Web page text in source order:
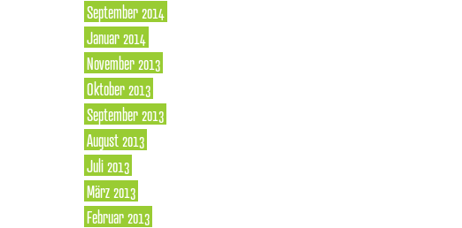
September 2014
Januar 2014
November 2013
Oktober 2013
September 2013
August 2013
Juli 2013
März 2013
Februar 2013